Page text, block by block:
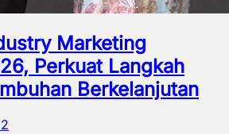
Marketing
Perkuat Langkah
Berkelanjutan